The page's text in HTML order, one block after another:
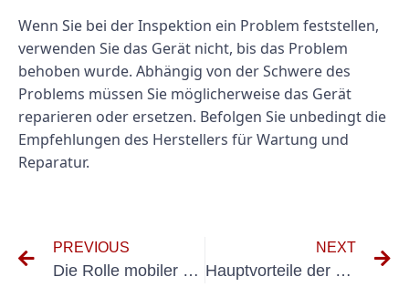
Wenn Sie bei der Inspektion ein Problem feststellen,
verwenden Sie das Gerät nicht, bis das Problem
behoben wurde. Abhängig von der Schwere des
Problems müssen Sie möglicherweise das Gerät
reparieren oder ersetzen. Befolgen Sie unbedingt die
Empfehlungen des Herstellers für Wartung und
Reparatur.
PREVIOUS
Die Rolle mobiler Vermögenswerte bei der Förderung von Unternehmenswachstum und Produktivität
NEXT
Hauptvorteile der regelmäßigen UVV-Prüfung auf Lastaufnahmemittel